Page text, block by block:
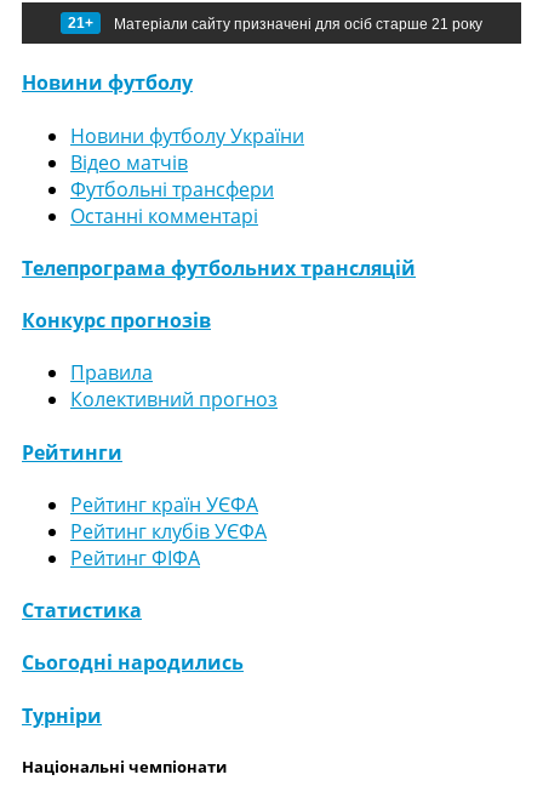
21+ Матеріали сайту призначені для осіб старше 21 року
Новини футболу
Новини футболу України
Відео матчів
Футбольні трансфери
Останні комментарі
Телепрограма футбольних трансляцій
Конкурс прогнозів
Правила
Колективний прогноз
Рейтинги
Рейтинг країн УЄФА
Рейтинг клубів УЄФА
Рейтинг ФІФА
Статистика
Сьогодні народились
Турніри
Національні чемпіонати